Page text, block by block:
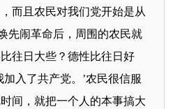
而且农民对我们党开始是从
先闹革命后，周围的农民就
往日大些？德性比往日好
加入了共产党。’农民很信服
间，就把一个人的本事搞大